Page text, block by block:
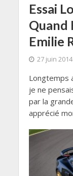
Essai
Quand
Emilie
27 juin 2014
Longtemps
je ne
par la
apprécié